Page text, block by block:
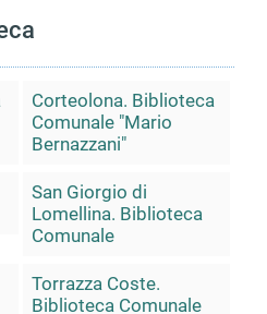
Corteolona. Biblioteca
Comunale "Mario
Bernazzani"
San Giorgio di
Lomellina. Biblioteca
Comunale
Torrazza Coste.
Biblioteca Comunale